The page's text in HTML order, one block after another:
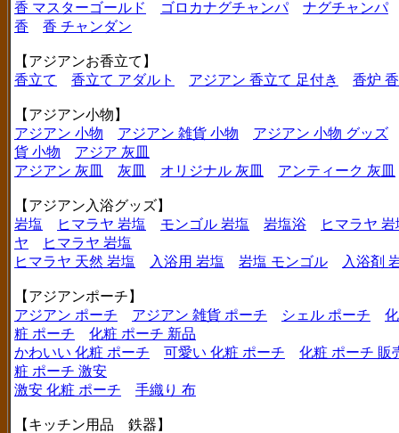
香 マスターゴールド ゴロカナグチャンパ
ナグチャンパ
香
香 チャンダン
【アジアンお香立て】
香立て
香立て アダルト アジアン 香立て 足付き 香炉
【アジアン小物】
アジアン 小物
アジアン 雑貨 小物
アジアン 小物 グッズ
貨 小物
アジア 灰皿
アジアン 灰皿
灰皿 オリジナル 灰皿 アンティーク 灰皿
【アジアン入浴グッズ】
岩塩
ヒマラヤ 岩塩 モンゴル 岩塩 岩塩浴
ヒマラヤ
ヤ
ヒマラヤ 岩塩
ヒマラヤ 天然 岩塩
入浴用 岩塩 岩塩 モンゴル 入浴剤
【アジアンポーチ】
アジアン ポーチ
アジアン 雑貨 ポーチ シェル ポーチ
粧 ポーチ
化粧 ポーチ 新品
かわいい 化粧 ポーチ
可愛い 化粧 ポーチ
化粧 ポーチ 販
粧 ポーチ 激安
激安 化粧 ポーチ
手織り 布
【キッチン用品 鉄器】